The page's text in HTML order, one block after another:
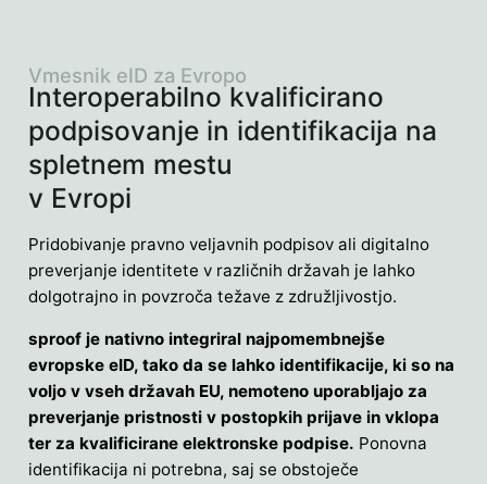
Interoperabilno kvalificirano
podpisovanje in identifikacija na
spletnem mestu
v Evropi
Vmesnik eID za Evropo
Pridobivanje pravno veljavnih podpisov ali digitalno
preverjanje identitete v različnih državah je lahko
dolgotrajno in povzroča težave z združljivostjo.
sproof je nativno integriral najpomembnejše
evropske eID, tako da se lahko identifikacije, ki so na
voljo v vseh državah EU, nemoteno uporabljajo za
preverjanje pristnosti v postopkih prijave in vklopa
ter za kvalificirane elektronske podpise. Ponovna
identifikacija ni potrebna, saj se obstoječe